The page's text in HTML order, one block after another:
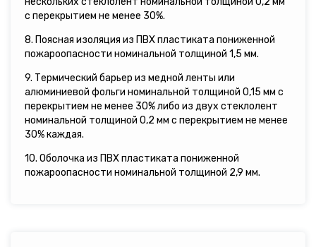
с перекрытием не менее 30%.
8. Поясная изоляция из ПВХ пластиката пониженной
пожароопасности номинальной толщиной 1,5 мм.
9. Термический барьер из медной ленты или
алюминиевой фольги номинальной толщиной 0,15 мм с
перекрытием не менее 30% либо из двух стеклолент
номинальной толщиной 0,2 мм с перекрытием не менее
30% каждая.
10. Оболочка из ПВХ пластиката пониженной
пожароопасности номинальной толщиной 2,9 мм.